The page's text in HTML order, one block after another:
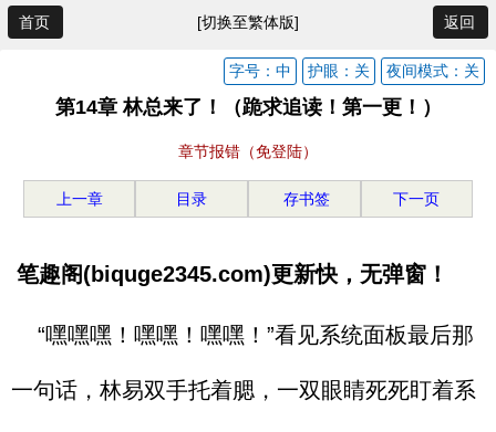
首页 [切换至繁体版] 返回
夜间模式：关
护眼：关
字号：中
第14章 林总来了！（跪求追读！第一更！）
章节报错（免登陆）
上一章 目录 存书签 下一页
笔趣阁(biquge2345.com)更新快，无弹窗！
“嘿嘿嘿！嘿嘿！嘿嘿！”看见系统面板最后那
一句话，林易双手托着腮，一双眼睛死死盯着系